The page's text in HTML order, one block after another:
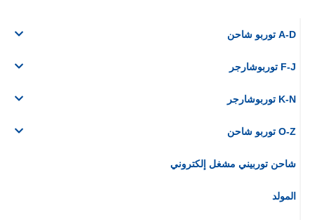
A-D توربو شاحن
F-J توربوشارجر
K-N توربوشارجر
O-Z توربو شاحن
شاحن توربيني مشغل إلكتروني
المولد